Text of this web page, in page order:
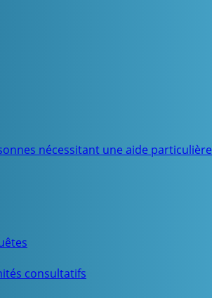
nécessitant une aide particulière
consultatifs